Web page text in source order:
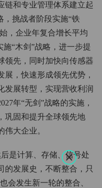
链和专业管理体系建立起
，挑战者阶段实施“铁
，企业年复合增长平均
施“木剑”战略，进一步提
领先，同时加快向传感器
，快速形成领先优势，
发展转型，实现营收利润
年“无剑”战略的实施，
巩固和提升全球领先地
大企业。
是计算、存储、信号处
的发展史，不断整合，只
会发生新一轮的整合、